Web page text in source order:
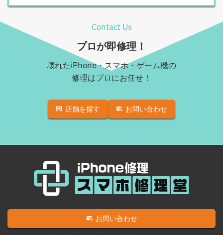
Androidロゴループ、システム復旧
Android基板破損修理（軽度）
良）
iPadバッテリー交換
iPad液晶パネル交換修理（画面表示不良）
iPad水没洗浄作業
iPadその他部品修理
Nintendo Switch修理実績
iPhone XR
iPhone 11 Pro
iPhone SE（第2世代）
iPhone 12 Pro
iPhone 12 mini
iPhone 12 Pro Max
Contact Us
プロが即修理！
壊れたiPhone・スマホ・ゲーム機の
修理はプロにお任せ！
店舗を探す お問い合わせ
お問い合わせ